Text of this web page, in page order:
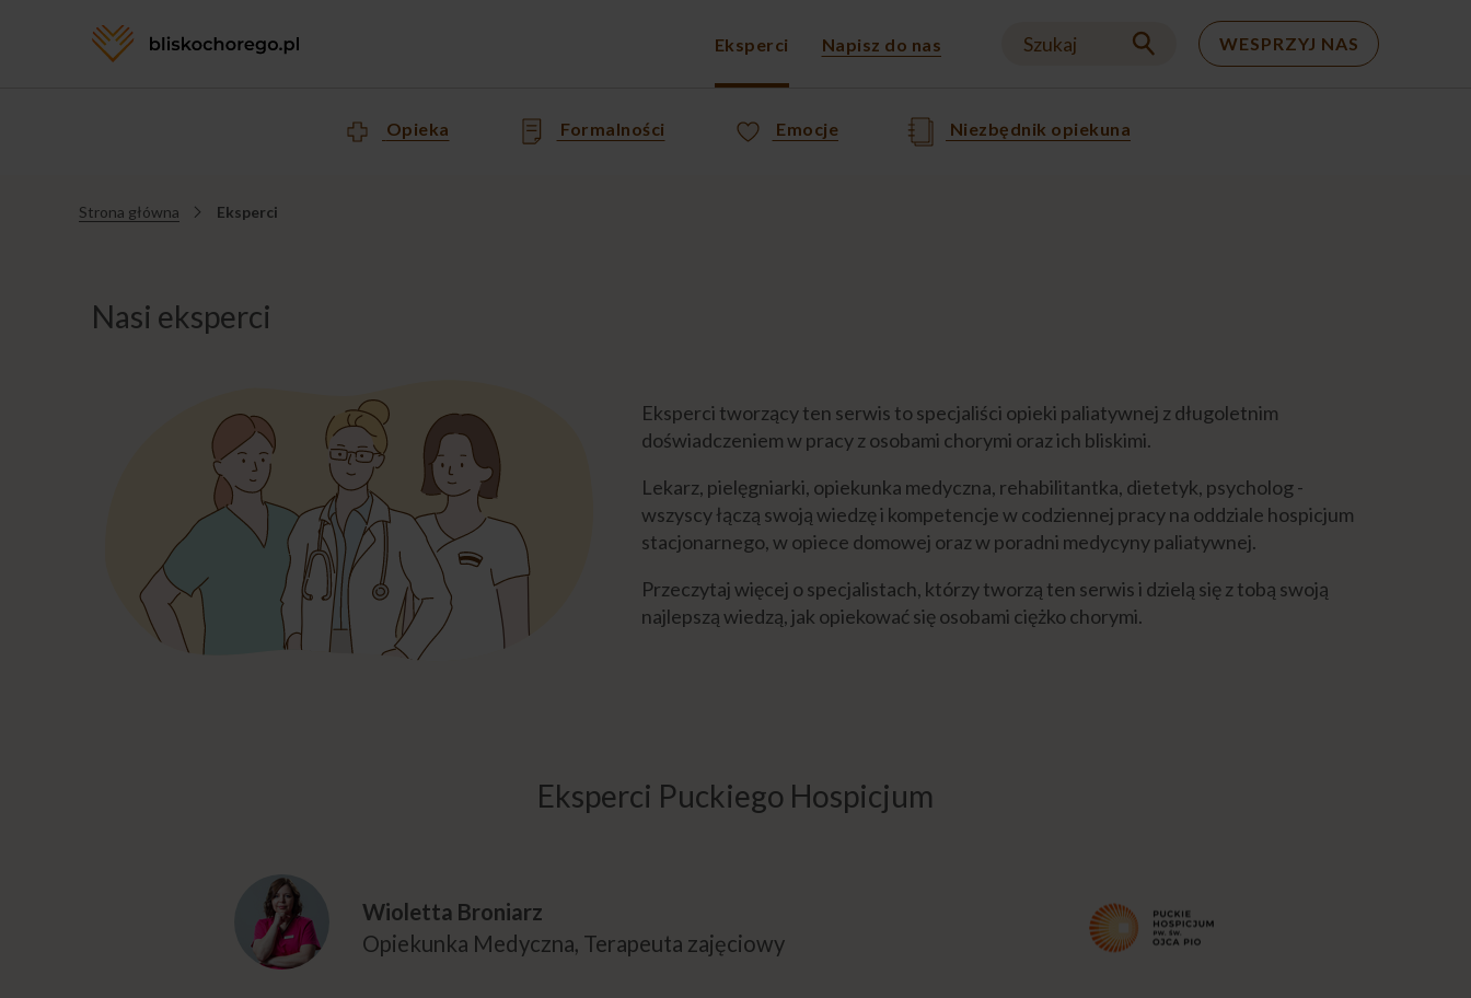
Eksperci Napisz do nas Szukaj WESPRZYJ NAS
Opieka Formalności Emocje Niezbędnik opiekuna
Strona główna Eksperci
Nasi eksperci
Eksperci tworzący ten serwis to specjaliści opieki paliatywnej z długoletnim
doświadczeniem w pracy z osobami chorymi oraz ich bliskimi.
Lekarz, pielęgniarki, opiekunka medyczna, rehabilitantka, dietetyk, psycholog -
wszyscy łączą swoją wiedzę i kompetencje w codziennej pracy na oddziale hospicjum
stacjonarnego, w opiece domowej oraz w poradni medycyny paliatywnej.
Przeczytaj więcej o specjalistach, którzy tworzą ten serwis i dzielą się z tobą swoją
najlepszą wiedzą, jak opiekować się osobami ciężko chorymi.
Eksperci Puckiego Hospicjum
Wioletta Broniarz
Opiekunka Medyczna, Terapeuta zajęciowy